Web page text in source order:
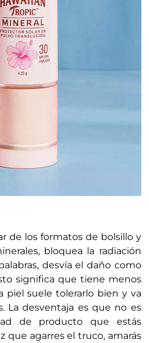
de los formatos de bolsillo y
bloquea la radiación
desvía el daño como
significa que tiene menos
piel suele tolerarlo bien y va
La desventaja es que no es
de producto que estás
que agarres el truco, amarás